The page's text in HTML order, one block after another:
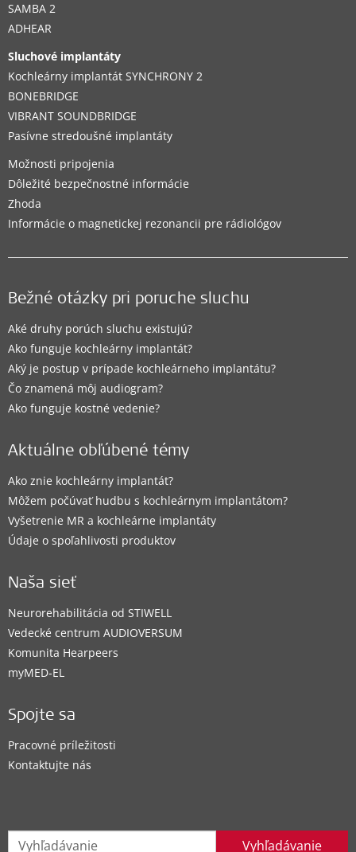
SAMBA 2
ADHEAR
Sluchové implantáty
Kochleárny implantát SYNCHRONY 2
BONEBRIDGE
VIBRANT SOUNDBRIDGE
Pasívne stredoušné implantáty
Možnosti pripojenia
Dôležité bezpečnostné informácie
Zhoda
Informácie o magnetickej rezonancii pre rádiológov
Bežné otázky pri poruche sluchu
Aké druhy porúch sluchu existujú?
Ako funguje kochleárny implantát?
Aký je postup v prípade kochleárneho implantátu?
Čo znamená môj audiogram?
Ako funguje kostné vedenie?
Aktuálne obľúbené témy
Ako znie kochleárny implantát?
Môžem počúvať hudbu s kochleárnym implantátom?
Vyšetrenie MR a kochleárne implantáty
Údaje o spoľahlivosti produktov
Naša sieť
Neurorehabilitácia od STIWELL
Vedecké centrum AUDIOVERSUM
Komunita Hearpeers
myMED‑EL
Spojte sa
Pracovné príležitosti
Kontaktujte nás
Vyhľadávanie